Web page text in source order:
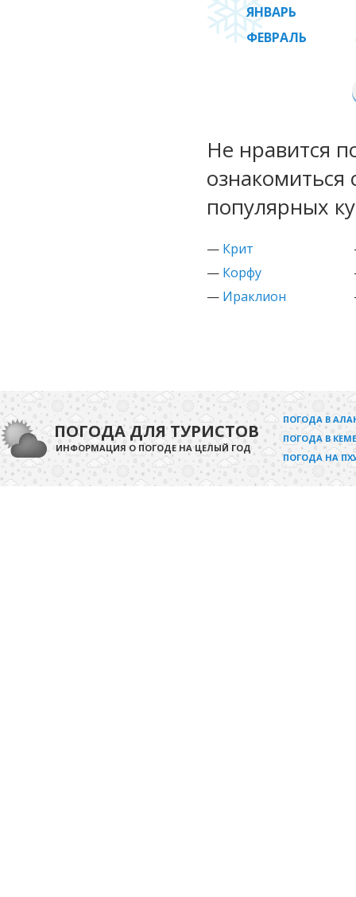
ЯНВАРЬ
ФЕВРАЛЬ
Не нравится
популярных
— Крит
— Корфу
— Ираклион
ПОГОДА ДЛЯ ТУРИСТОВ
ИНФОРМАЦИЯ О ПОГОДЕ НА ЦЕЛЫЙ ГОД
ПОГОДА В
ПОГОДА В
ПОГОДА НА